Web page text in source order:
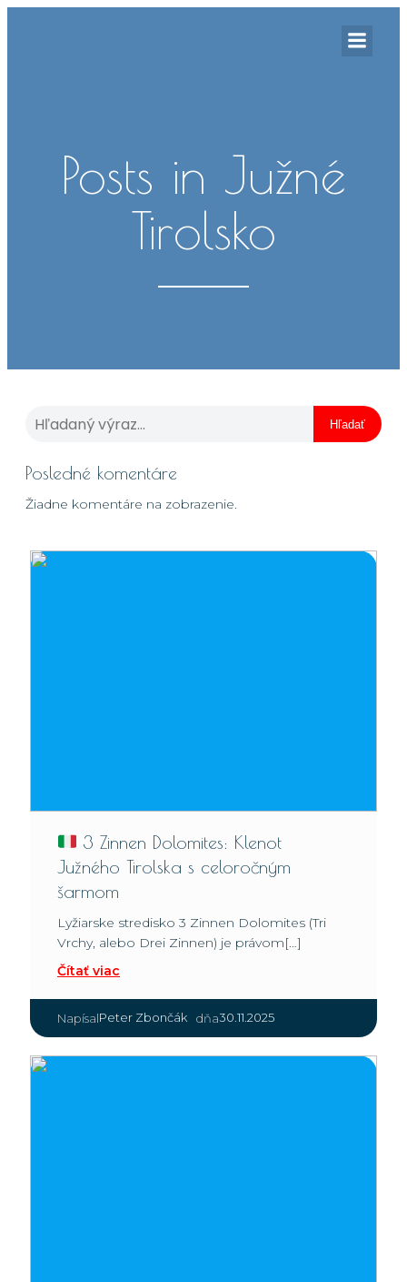
Posts in Južné
Tirolsko
Hľadať
Posledné komentáre
Žiadne komentáre na zobrazenie.
3 Zinnen Dolomites: Klenot
Južného Tirolska s celoročným
šarmom
Lyžiarske stredisko 3 Zinnen Dolomites (Tri
Vrchy, alebo Drei Zinnen) je právom[…]
Čítať viac
NapísalPeter Zbončák dňa30.11.2025